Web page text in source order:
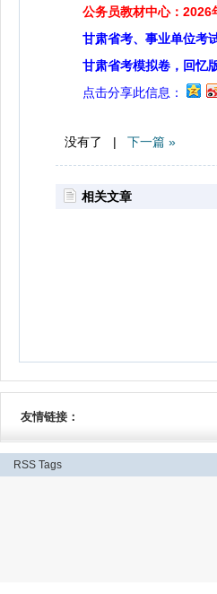
公务员教材中心：2026
甘肃省考、事业单位考
甘肃省考模拟卷，回忆
点击分享此信息：
没有了 | 下一篇 »
相关文章
友情链接：
RSS Tags